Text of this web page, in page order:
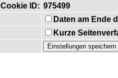
Cookie ID: 975499
Daten am Ende
Kurze